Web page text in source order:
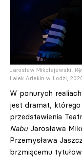
Jarosław Mikołajewski,
Lalek Arlekin w Łodzi,
W ponurych
jest dramat,
przedstawienia
NabuJarosława
Przemysława
brzmiącemu